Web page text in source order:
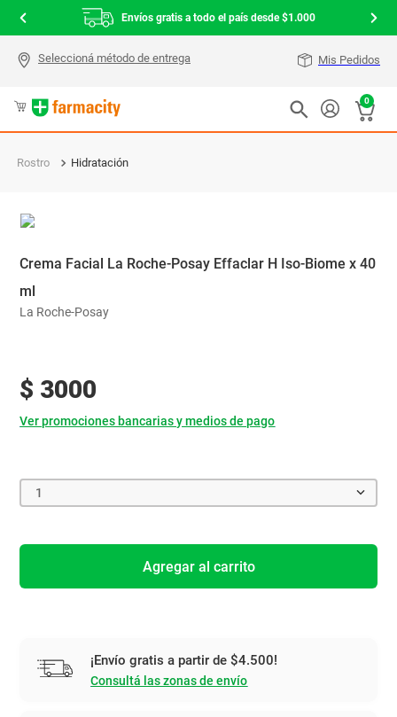
Envíos gratis a todo el país desde $1.000
Mis Pedidos
0
Rostro Hidratación
Crema Facial La Roche-Posay Effaclar H Iso-Biome x 40
ml
La Roche-Posay
$ 3000
Ver promociones bancarias y medios de pago
1
Agregar al carrito
¡Envío gratis a partir de $4.500!
Consultá las zonas de envío